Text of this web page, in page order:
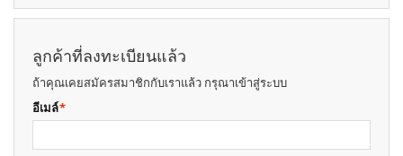
ลูกค้าที่ลงทะเบียนแล้ว
ถ้าคุณเคยสมัครสมาชิกกับเราแล้ว กรุณาเข้าสู่ระบบ
*
อีเมล์